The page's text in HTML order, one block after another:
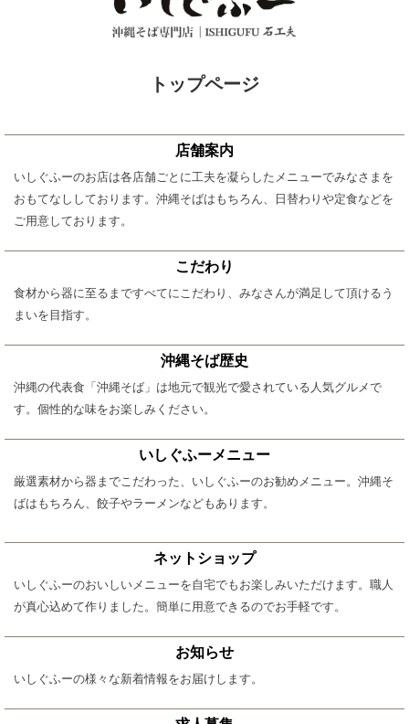
トップページ
店舗案内
いしぐふーのお店は各店舗ごとに工夫を凝らしたメニューでみなさまを
おもてなししております。沖縄そばはもちろん、日替わりや定食などを
ご用意しております。
こだわり
食材から器に至るまですべてにこだわり、みなさんが満足して頂けるう
まいを目指す。
沖縄そば歴史
沖縄の代表食「沖縄そば」は地元で観光で愛されている人気グルメで
す。個性的な味をお楽しみください。
いしぐふーメニュー
厳選素材から器までこだわった、いしぐふーのお勧めメニュー。沖縄そ
ばはもちろん、餃子やラーメンなどもあります。
ネットショップ
いしぐふーのおいしいメニューを自宅でもお楽しみいただけます。職人
が真心込めて作りました。簡単に用意できるのでお手軽です。
お知らせ
いしぐふーの様々な新着情報をお届けします。